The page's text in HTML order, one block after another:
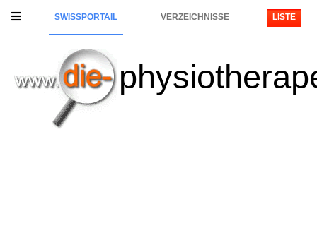
SWISSPORTAIL VERZEICHNISSE LISTE